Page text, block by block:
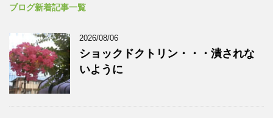
ブログ新着記事一覧
2026/08/06
ショックドクトリン・・・潰されな
いように